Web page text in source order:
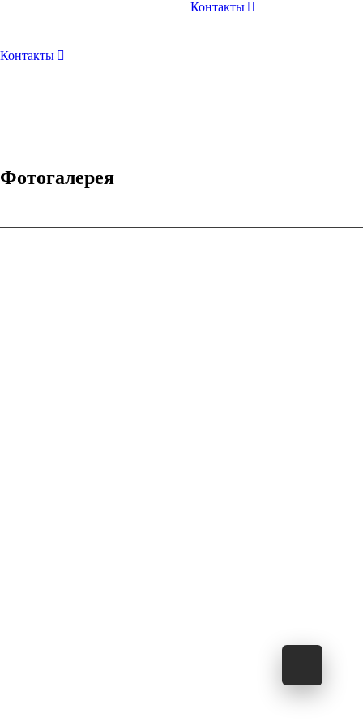
Контакты
Контакты
Фотогалерея